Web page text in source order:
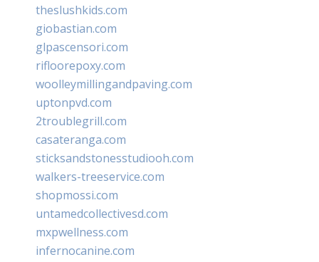
theslushkids.com
giobastian.com
glpascensori.com
rifloorepoxy.com
woolleymillingandpaving.com
uptonpvd.com
2troublegrill.com
casateranga.com
sticksandstonesstudiooh.com
walkers-treeservice.com
shopmossi.com
untamedcollectivesd.com
mxpwellness.com
infernocanine.com